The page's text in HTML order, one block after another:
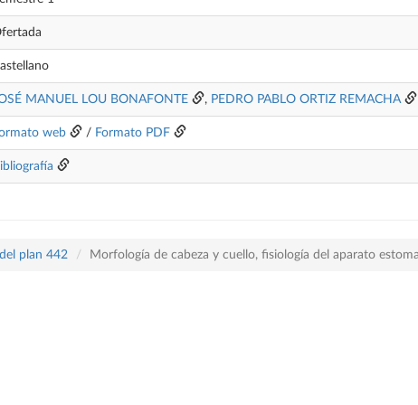
MANUEL LOU BONAFONTE , PEDRO PABLO ORTIZ REMACHA
web / Formato PDF
plan 442 Morfología de cabeza y cuello, fisiología del aparato